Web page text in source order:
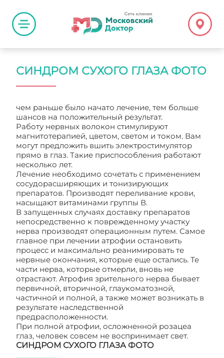
СИНДРОМ СУХОГО ГЛАЗА ФОТО
чем раньше было начато лечение, тем больше
шансов на положительный результат.
Работу нервных волокон стимулируют
магнитотерапией, цветом, светом и током. Вам
могут предложить вшить электростимулятор
прямо в глаз. Такие приспособления работают
несколько лет.
Лечение необходимо сочетать с применением
сосудорасширяющих и тонизирующих
препаратов. Производят переливание крови,
насыщают витаминами группы В.
В запущенных случаях доставку препаратов
непосредственно к поврежденному участку
нерва производят операционным путем. Самое
главное при лечении атрофии остановить
процесс и максимально реанимировать те
нервные окончания, которые еще остались. Те
части нерва, которые отмерли, вновь не
отрастают. Атрофия зрительного нерва бывает
первичной, вторичной, глаукоматозной,
частичной и полной, а также может возникать в
результате наследственной
предрасположенности.
При полной атрофии, осложненной розацеа
глаз, человек совсем не воспринимает свет.
СИНДРОМ СУХОГО ГЛАЗА ФОТО